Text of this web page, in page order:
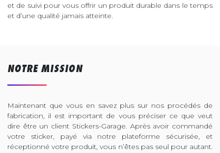
et de suivi pour vous offrir un produit durable dans le temps
et d’une qualité jamais atteinte.
NOTRE MISSION
Maintenant que vous en savez plus sur nos procédés de
fabrication, il est important de vous préciser ce que veut
dire être un client Stickers-Garage. Après avoir commandé
votre sticker, payé via notre plateforme sécurisée, et
réceptionné votre produit, vous n’êtes pas seul pour autant.